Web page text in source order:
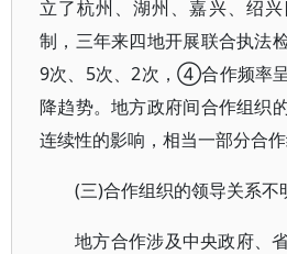
立了杭州、湖州、嘉兴、绍
制，三年来四地开展联合执法
9次、5次、2次，④合作频率
降趋势。地方政府间合作组织
连续性的影响，相当一部分合作
(三)合作组织的领导关系不
地方合作涉及中央政府、